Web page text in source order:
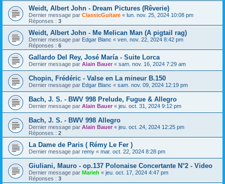
Weidt, Albert John - Dream Pictures (Rêverie)
Dernier message par ClassicGuitare « lun. nov. 25, 2024 10:08 pm
Réponses : 3
Weidt, Albert John - Me Melican Man (A pigtail rag)
Dernier message par Edgar Blanc « ven. nov. 22, 2024 8:42 pm
Réponses : 6
Gallardo Del Rey, José María - Suite Lorca
Dernier message par Alain Bauer « sam. nov. 16, 2024 7:29 am
Chopin, Frédéric - Valse en La mineur B.150
Dernier message par Edgar Blanc « sam. nov. 09, 2024 12:19 pm
Bach, J. S. - BWV 998 Prelude, Fugue & Allegro
Dernier message par Alain Bauer « jeu. oct. 31, 2024 9:12 pm
Bach, J. S. - BWV 998 Allegro
Dernier message par Alain Bauer « jeu. oct. 24, 2024 12:25 pm
Réponses : 2
La Dame de Paris ( Rémy Le Fer )
Dernier message par remy « mar. oct. 22, 2024 8:28 pm
Giuliani, Mauro - op.137 Polonaise Concertante N°2 - Video
Dernier message par Marieh « jeu. oct. 17, 2024 4:47 pm
Réponses : 3